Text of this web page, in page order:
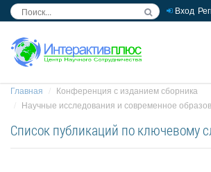
Вход
Главная
Конференция с изданием сборника
Научные исследования и современное
Список публикаций по ключевому